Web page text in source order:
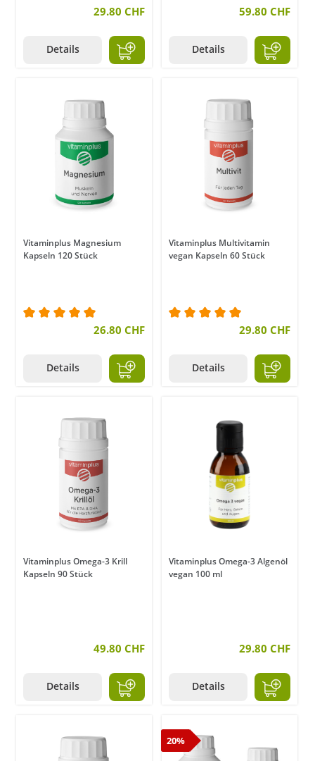
Durchschnittliche Bewertung von 4.7 von 5
29.80 CHF
Details
59.80 CHF
Details
Vitaminplus Magnesium
Kapseln 120 Stück
Durchschnittliche Bewertung von 5 von 5 Sternen
26.80 CHF
Details
Vitaminplus Multivitamin
vegan Kapseln 60 Stück
Durchschnittliche
29.80 CHF
Details
Vitaminplus Omega-3 Krill
Kapseln 90 Stück
49.80 CHF
Details
Vitaminplus Omega-3 Algenöl
vegan 100 ml
29.80 CHF
Details
20%